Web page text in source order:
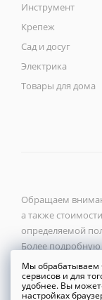
Инструмент
Крепеж
Сад и досуг
Электрика
Товары для дома
Обращаем
а также
определяемой
Более
ООО «Новый
Мы обрабатываем
сервисов и для
удобнее. Вы
настройках